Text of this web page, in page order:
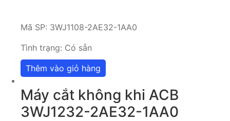
Mã SP: 3WJ1108-2AE32-1AA0
Tình trạng: Có sẵn
Thêm vào giỏ hàng
Máy cắt không khi ACB
3WJ1232-2AE32-1AA0